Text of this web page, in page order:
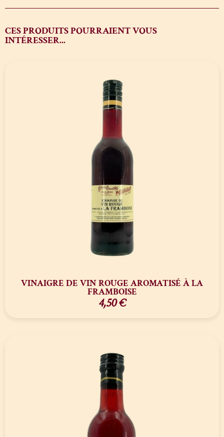
CES PRODUITS POURRAIENT VOUS
INTÉRESSER...
VINAIGRE DE VIN ROUGE AROMATISÉ À LA
FRAMBOISE
4,50€